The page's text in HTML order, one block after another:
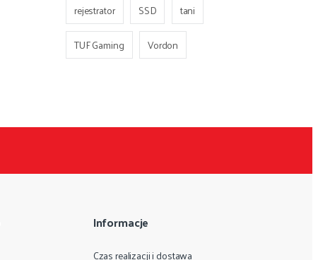
rejestrator
SSD
tani
TUF Gaming
Vordon
Informacje
Czas realizacji i dostawa